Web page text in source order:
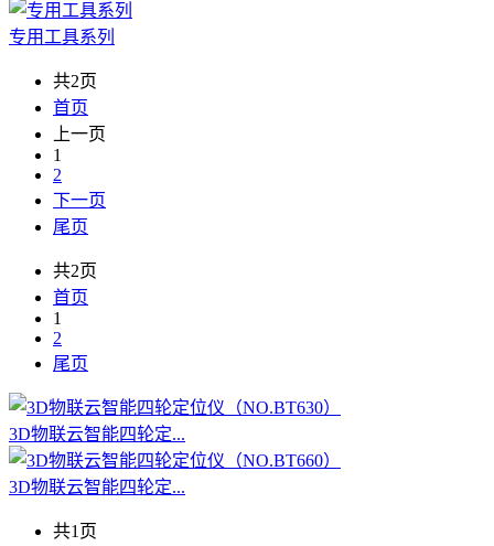
专用工具系列
共2页
首页
上一页
1
2
下一页
尾页
共2页
首页
1
2
尾页
3D物联云智能四轮定...
3D物联云智能四轮定...
共1页